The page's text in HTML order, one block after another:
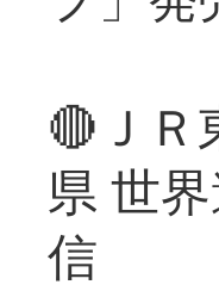
🔴ＪＲ
県 世
信